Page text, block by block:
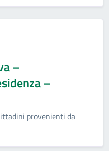
–
–
provenienti da